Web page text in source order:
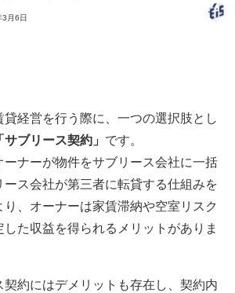
月6日
経営を行う際に、一つの選択肢とし
サブリース契約」 です。
ーナーが物件をサブリース会社に一括
ース会社が第三者に転貸する仕組みを
、オーナーは家賃滞納や空室リスク
した収益を得られるメリットがありま
契約にはデメリットも存在し、契約内